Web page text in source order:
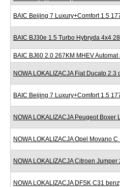
BAIC Beijing 7 Luxury+Comfort 1.5
BAIC BJ30e 1.5 Turbo Hybryda 4x4
BAIC BJ60 2.0 267KM MHEV
NOWA LOKALIZACJA Fiat Ducato
BAIC Beijing 7 Luxury+Comfort 1.5
NOWA LOKALIZACJA Peugeot
NOWA LOKALIZACJA Opel Movano
NOWA LOKALIZACJA Citroen
NOWA LOKALIZACJA DFSK C31